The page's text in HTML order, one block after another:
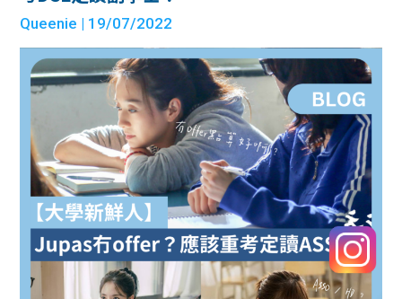
Queenie | 19/07/2022